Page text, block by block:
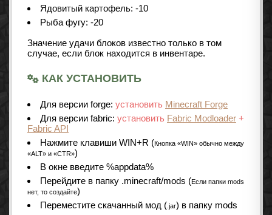
Ядовитый картофель: -10
Рыба фугу: -20
Значение удачи блоков известно только в том
случае, если блок находится в инвентаре.
КАК УСТАНОВИТЬ
Для версии forge: установить Minecraft Forge
Для версии fabric: установить Fabric Modloader +
Fabric API
Нажмите клавиши WIN+R (Кнопка «WIN» обычно между
«ALT» и «CTR»)
В окне введите %appdata%
Перейдите в папку .minecraft/mods (Если папки mods
нет, то создайте)
Переместите скачанный мод ( .jar) в папку mods